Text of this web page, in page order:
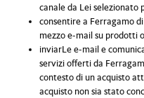
canale da Lei selezionato
consentire a Ferragamo
mezzo e-mail su prodotti
inviarLe e-mail e
servizi offerti da
contesto di un acquisto
acquisto non sia stato